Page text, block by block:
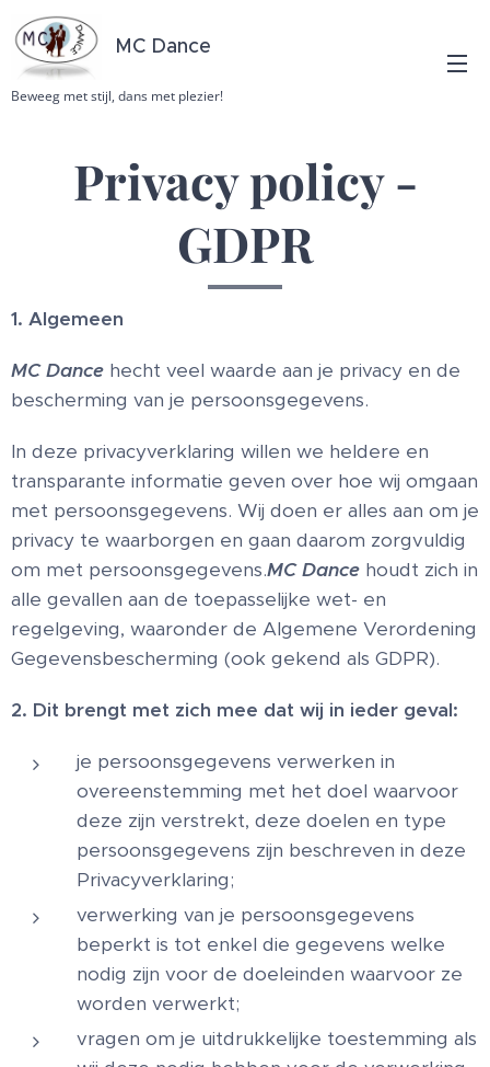
MC Dance
Beweeg met stijl, dans met plezier!
Privacy policy -
GDPR
1. Algemeen
MC Dance hecht veel waarde aan je privacy en de
bescherming van je persoonsgegevens.
In deze privacyverklaring willen we heldere en
transparante informatie geven over hoe wij omgaan
met persoonsgegevens. Wij doen er alles aan om je
privacy te waarborgen en gaan daarom zorgvuldig
om met persoonsgegevens.MC Dance houdt zich in
alle gevallen aan de toepasselijke wet- en
regelgeving, waaronder de Algemene Verordening
Gegevensbescherming (ook gekend als GDPR).
2. Dit brengt met zich mee dat wij in ieder geval:
je persoonsgegevens verwerken in
overeenstemming met het doel waarvoor
deze zijn verstrekt, deze doelen en type
persoonsgegevens zijn beschreven in deze
Privacyverklaring;
verwerking van je persoonsgegevens
beperkt is tot enkel die gegevens welke
nodig zijn voor de doeleinden waarvoor ze
worden verwerkt;
vragen om je uitdrukkelijke toestemming als